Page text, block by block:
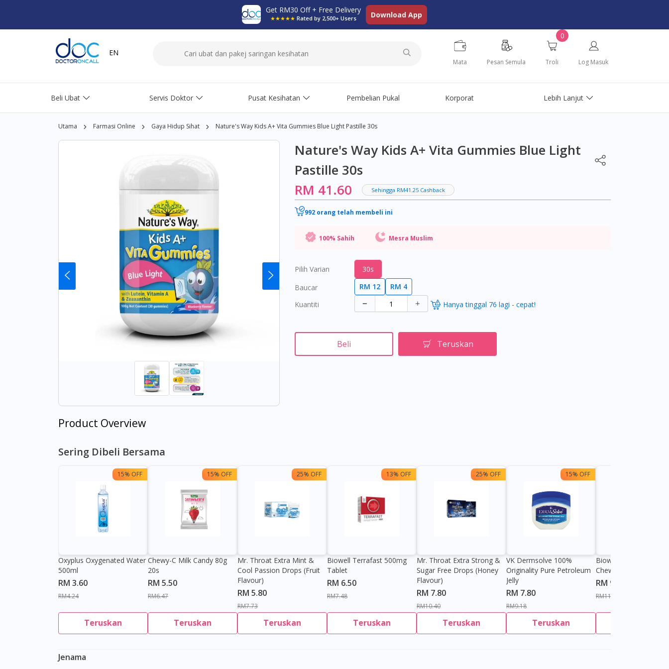
Get RM30 Off + Free Delivery
★★★★★ Rated by 2,500+ Users Download App
EN
Mata Pesan Semula
0
Troli Log Masuk
Beli Ubat Servis Doktor Pusat Kesihatan Pembelian Pukal Korporat Lebih Lanjut
Utama Farmasi Online Gaya Hidup Sihat Nature's Way Kids A+ Vita Gummies Blue Light Pastille 30s
Nature's Way Kids A+ Vita Gummies Blue Light
Pastille 30s
RM 41.60
Sehingga RM41.25 Cashback
992 orang telah membeli ini
100% Sahih Mesra Muslim
Pilih Varian
30s
Baucar
RM 12
RM 4
Kuantiti
Hanya tinggal 76 lagi - cepat!
Beli Teruskan
Product Overview
Sering Dibeli Bersama
15% OFF
Oxyplus Oxygenated Water
500ml
RM 3.60
RM4.24
Teruskan
15% OFF
Chewy-C Milk Candy 80g
20s
RM 5.50
RM6.47
Teruskan
25% OFF
Mr. Throat Extra Mint &
Cool Passion Drops (Fruit
Flavour)
RM 5.80
RM7.73
Teruskan
13% OFF
Biowell Terrafast 500mg
Tablet
RM 6.50
RM7.48
Teruskan
25% OFF
Mr. Throat Extra Strong &
Sugar Free Drops (Honey
Flavour)
RM 7.80
RM10.40
Teruskan
15% OFF
VK Dermsolve 100%
Originality Pure Petroleum
Jelly
RM 7.80
RM9.18
Teruskan
Biowell Zeero 200mg
Chewable Tablet
RM 9.80
RM11.27
Jenama